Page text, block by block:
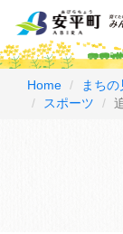
Home まち
スポーツ